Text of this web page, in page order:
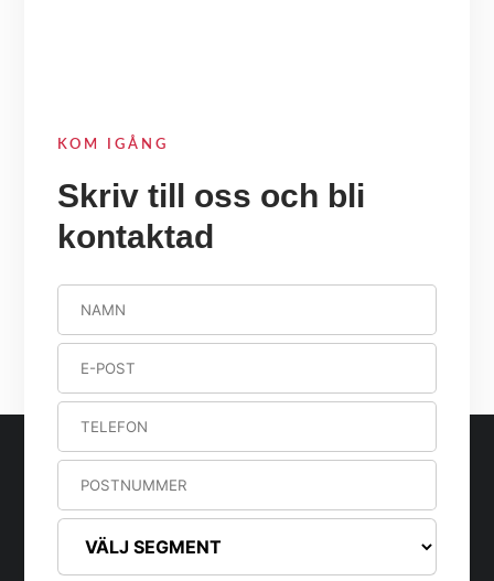
KOM IGÅNG
Skriv till oss och bli
kontaktad